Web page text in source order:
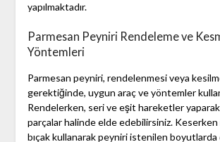
yapılmaktadır.
Parmesan Peyniri Rendeleme ve
Yöntemleri
Parmesan peyniri, rendelenmesi veya
gerektiğinde, uygun araç ve yöntemler
Rendelerken, seri ve eşit hareketler
parçalar halinde elde edebilirsiniz.
bıçak kullanarak peyniri istenilen